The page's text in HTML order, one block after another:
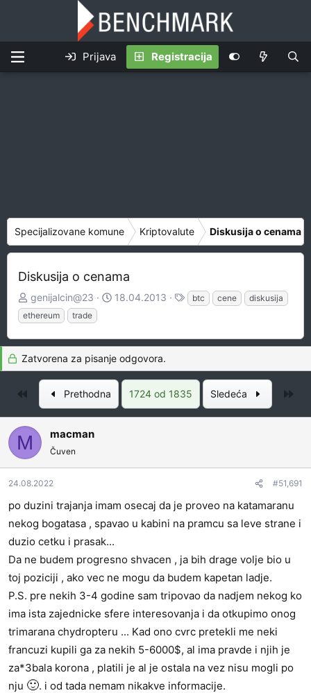
Prijava Registracija
Specijalizovane komune Kriptovalute Diskusija o cenama
Diskusija o cenama
Z
a
č
e
t
n
t
e
m
genijalcin@23
D
u
m
p
k
r
a
18.04.2013
O
a
e
btc cene
diskusija
ethereum
trade
Zatvorena za pisanje odgovora.
Prethodna 1724 od 1835 Sledeća
M macman
Čuven
24.08.2022 #51,691
po duzini trajanja imam osecaj da je proveo na katamaranu
nekog bogatasa , spavao u kabini na pramcu sa leve strane i
duzio cetku i prasak...
Da ne budem progresno shvacen , ja bih drage volje bio u
toj poziciji , ako vec ne mogu da budem kapetan ladje.
P.S. pre nekih 3-4 godine sam tripovao da nadjem nekog ko
ima ista zajednicke sfere interesovanja i da otkupimo onog
trimarana chydropteru ... Kad ono cvrc pretekli me neki
francuzi kupili ga za nekih 5-6000$, al ima pravde i njih je
za*3bala korona , platili je al je ostala na vez nisu mogli po
nju 🙂. i od tada nemam nikakve informacije.